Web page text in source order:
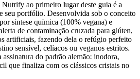
ao primeiro lugar deste guia é a
seu portfólio. Desenvolvida sob o conceito
síntese química (100% vegana) e
de contaminação cruzada para glúten,
artificiais, fazendo dela o refúgio perfeito
sensível, celíacos ou veganos estritos.
assinatura do padrão alemão: inodora,
que finaliza com os clássicos cristais no